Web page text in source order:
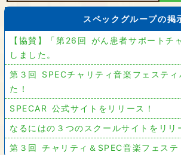
スペックグループの掲
【協賛】「第26回 がん患者サポートチ
しました。
第３回 SPECチャリティ音楽フェスティ
た！
SPECAR 公式サイトをリリース！
なるにはの３つのスクールサイトをリリ
第３回 チャリティ＆SPEC音楽フェステ